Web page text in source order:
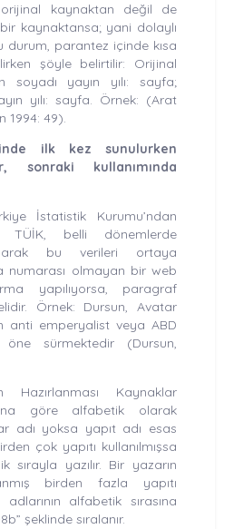
orijinal kaynaktan değil de
kaynaktansa; yani dolaylı
durum, parantez içinde kısa
şöyle belirtilir: Orijinal
soyadı yayın yılı: sayfa;
yılı: sayfa. Örnek: (Arat
1994: 49).
ilk kez sunulurken
sonraki kullanımında
İstatistik Kurumu’ndan
TÜİK, belli dönemlerde
bu verileri ortaya
numarası olmayan bir web
yapılıyorsa, paragraf
Örnek: Dursun, Avatar
anti emperyalist veya ABD
öne sürmektedir (Dursun,
Hazırlanması Kaynaklar
göre alfabetik olarak
adı yoksa yapıt adı esas
çok yapıtı kullanılmışsa
sırayla yazılır. Bir yazarın
birden fazla yapıtı
adlarının alfabetik sırasına
şeklinde sıralanır.